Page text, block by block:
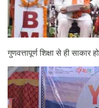
गुणवत्तापूर्ण शिक्षा से ही